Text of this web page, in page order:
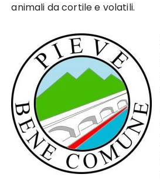
animali da cortile e volatili.